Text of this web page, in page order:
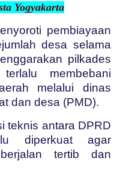
Yogyakarta
pembiayaan
desa selama
pilkades
membebani
melalui dinas
dan desa (PMD).
teknis antara DPRD
diperkuat agar
tertib dan